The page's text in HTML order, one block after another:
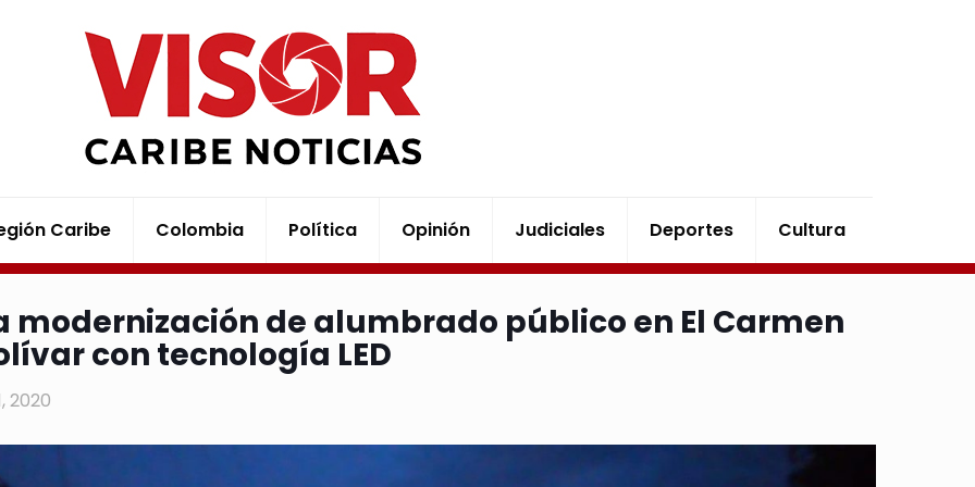
Caribe Colombia Política Opinión Judiciales Deportes Cultura
modernización de alumbrado público en El Carmen
con tecnología LED
2020